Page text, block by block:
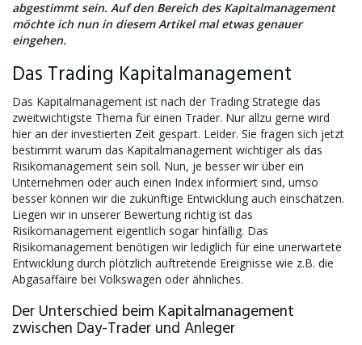
abgestimmt sein. Auf den Bereich des Kapitalmanagement
möchte ich nun in diesem Artikel mal etwas genauer
eingehen.
Das Trading Kapitalmanagement
Das Kapitalmanagement ist nach der Trading Strategie das
zweitwichtigste Thema für einen Trader. Nur allzu gerne wird
hier an der investierten Zeit gespart. Leider. Sie fragen sich jetzt
bestimmt warum das Kapitalmanagement wichtiger als das
Risikomanagement sein soll. Nun, je besser wir über ein
Unternehmen oder auch einen Index informiert sind, umso
besser können wir die zukünftige Entwicklung auch einschätzen.
Liegen wir in unserer Bewertung richtig ist das
Risikomanagement eigentlich sogar hinfällig. Das
Risikomanagement benötigen wir lediglich für eine unerwartete
Entwicklung durch plötzlich auftretende Ereignisse wie z.B. die
Abgasaffaire bei Volkswagen oder ähnliches.
Der Unterschied beim Kapitalmanagement
zwischen Day-Trader und Anleger